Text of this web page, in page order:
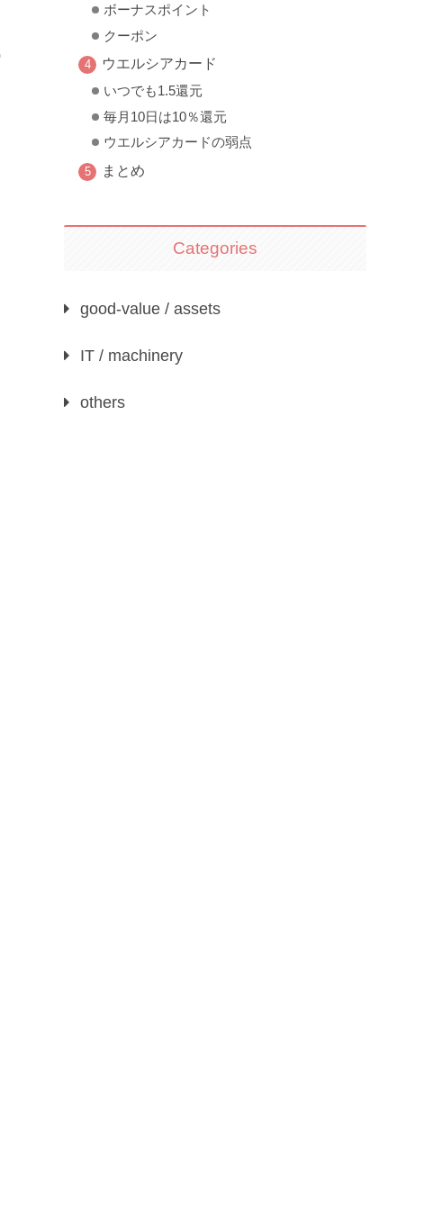
ボーナスポイント
クーポン
ウエルシアカード
いつでも1.5還元
毎月10日は10％還元
ウエルシアカードの弱点
まとめ
Categories
good-value / assets
IT / machinery
others